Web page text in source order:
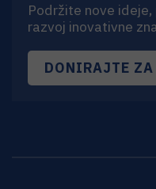
Podržite nove
razvoj inovativne
DONIRAJTE